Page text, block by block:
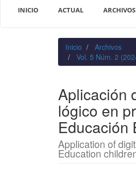
INICIO ACTUAL ARCHIVOS
Inicio
Archivos
Vol. 5 Núm. 2
Aplicación
lógico en
Educación
Application of
Education